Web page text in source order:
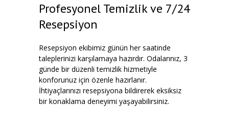
Profesyonel Temizlik ve 7/24
Resepsiyon
Resepsiyon ekibimiz günün her saatinde
taleplerinizi karşılamaya hazırdır. Odalarınız, 3
günde bir düzenli temizlik hizmetiyle
konforunuz için özenle hazırlanır.
İhtiyaçlarınızı resepsiyona bildirerek eksiksiz
bir konaklama deneyimi yaşayabilirsiniz.